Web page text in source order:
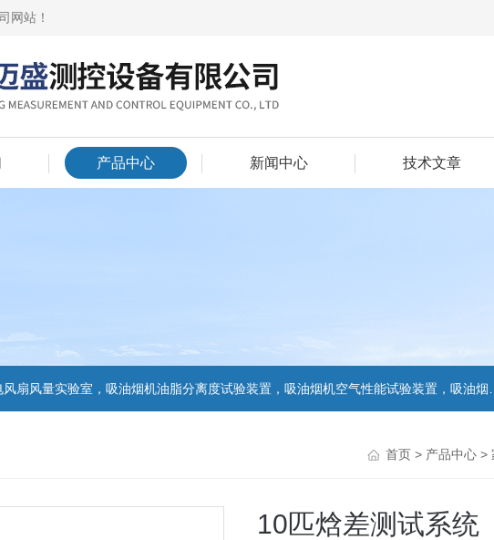
网站！
产品中心 新闻中心 技术文章
验装置，吸油烟机空气性能试验装置，吸油烟机气味降低度试验装置，电池挤压试验机，电池短路试验机,电池重物冲击试验机,电池自由跌落试验机,电池燃烧试验机,电池洗涤试验机,电池挤压试验机
首页 > 产品中心 >
10匹焓差测试系统